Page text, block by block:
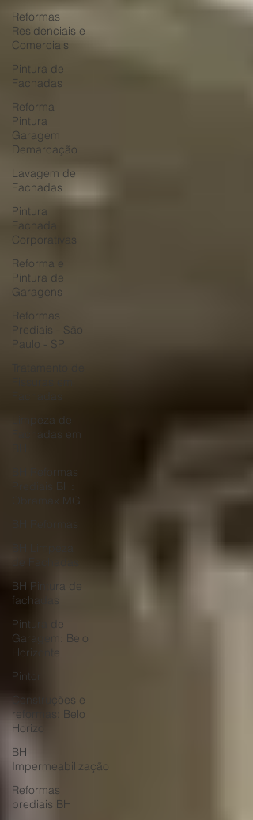
Reformas
Residenciais e
Comerciais
Pintura de
Fachadas
Reforma
Pintura
Garagem
Demarcação
Lavagem de
Fachadas
Pintura
Fachada
Corporativas
Reforma e
Pintura de
Garagens
Reformas
Prediais - São
Paulo - SP
Limpeza de
Fachadas em
BH Reformas
Prediais BH:
Obramax MG
BH Reformas
BH Pintura de
fachadas
Pintura de
Garagem: Belo
Horizonte
Pintor
Construções e
reformas: Belo
Horizo
BH
Impermeabilização
Reformas
prediais BH